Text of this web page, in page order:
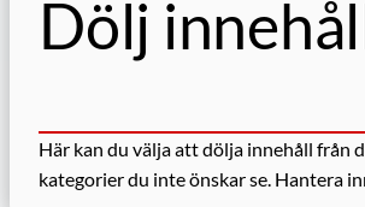
Dölj
Här kan du välja att dölja innehåll från
kategorier du inte önskar se. Hantera